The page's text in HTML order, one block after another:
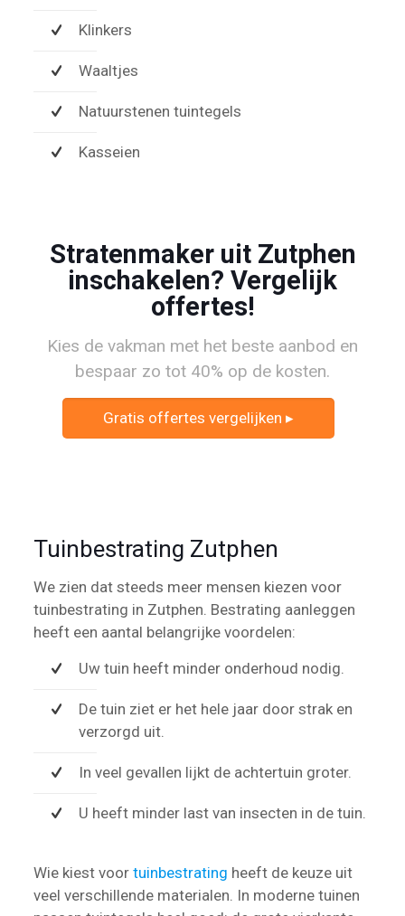
Klinkers
Waaltjes
Natuurstenen tuintegels
Kasseien
Stratenmaker uit Zutphen
inschakelen? Vergelijk
offertes!
Kies de vakman met het beste aanbod en
bespaar zo tot 40% op de kosten.
Gratis offertes vergelijken ▸
Tuinbestrating Zutphen
We zien dat steeds meer mensen kiezen voor
tuinbestrating in Zutphen. Bestrating aanleggen
heeft een aantal belangrijke voordelen:
Uw tuin heeft minder onderhoud nodig.
De tuin ziet er het hele jaar door strak en
verzorgd uit.
In veel gevallen lijkt de achtertuin groter.
U heeft minder last van insecten in de tuin.
Wie kiest voor tuinbestrating heeft de keuze uit
veel verschillende materialen. In moderne tuinen